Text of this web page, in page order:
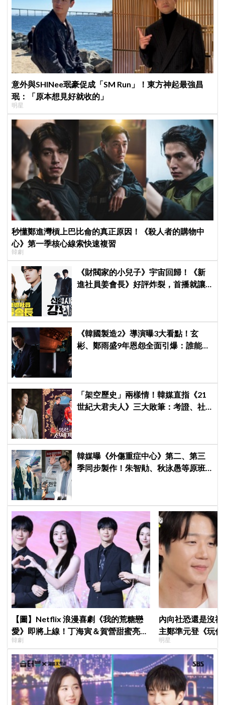
意外與SHINee珉豪促成「SM Run」！東方神起最強昌
珉：「原本想見好就收的」
明星
秒懂鄭進灣槓上巴比侖的真正原因！《殺人者的購物中
心》第一季核心線索快速複習
韓劇
《財閥家的小兒子》宇宙回歸！《新
進社員姜會長》好評炸裂，首播就讓
《韓國製造2》導演曝3大看點！玄
彬、鄭雨盛9年恩怨全面引爆：誰能活
「架空歷史」兩樣情！韓媒直指《21
世紀大君夫人》三大敗筆：考證、社
韓媒曝《外傷重症中心》第二、第三
季同步製作！朱智勛、秋泳愚等原班
【圖】Netflix 浪漫喜劇《我的荒糖戀
愛》即將上線！丁海寅＆賀營甜蜜亮相
製作發表會，甜蜜CP化學反應引期待
韓劇
內向社恐還是沒
主鄭準元登《玩
在錫、孔曉振狂
明星